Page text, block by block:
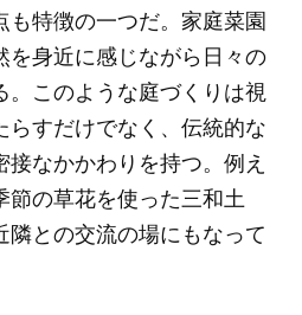
も特徴の一つだ。家庭菜園
を身近に感じながら日々の
。このような庭づくりは視
らすだけでなく、伝統的な
なかかわりを持つ。例え
節の草花を使った三和土
隣との交流の場にもなって